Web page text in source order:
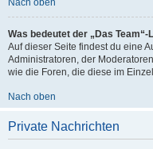
Nach oben
Was bedeutet der „Das
Auf dieser Seite findest du eine
Administratoren, der
wie die Foren, die diese im
Nach oben
Private Nachrichten